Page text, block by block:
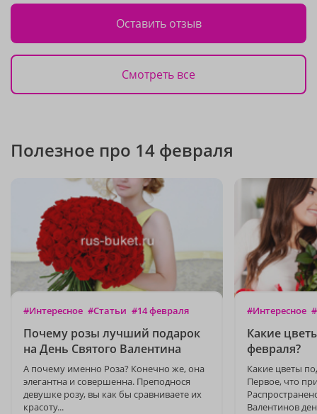
Оставить отзыв
Смотреть все
Полезное про 14 февраля
#Интересное #Статьи #14 февраля
Почему розы лучший подарок
на День Святого Валентина
А почему именно Роза? Конечно же, она
элегантна и совершенна. Преподнося
девушке розу, вы как бы сравниваете их
красоту...
#Интересное
Какие
февраля?
Какие цветы
Первое, что
Валентинов